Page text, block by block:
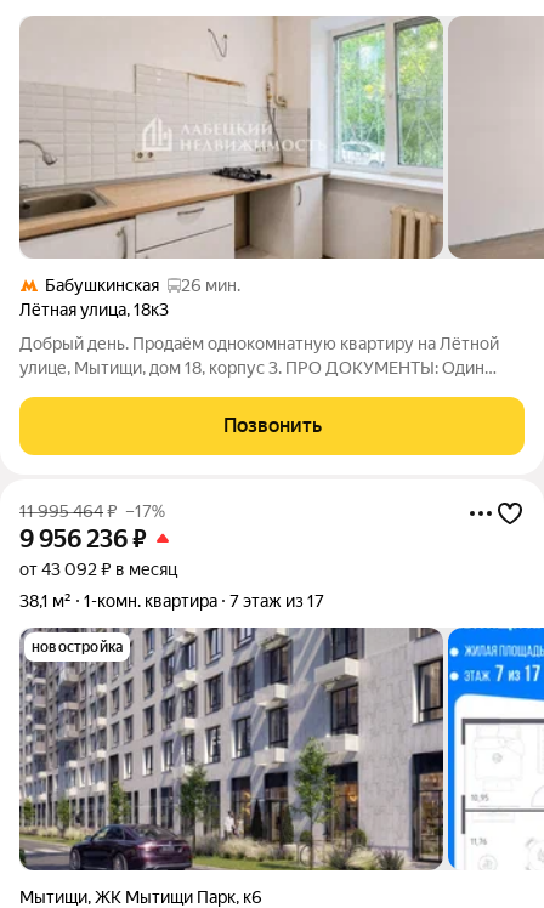
Бабушкинская
26 мин.
Лётная улица,18к3
Добрый день. Продаём однокомнатную квартиру на Лётной
улице, Мытищи, дом 18, корпус 3. ПРО ДОКУМЕНТЫ: Один
собственности более 5 лет. Обременений нет. В договоре
купли-продажи фиксируется полная
Позвонить
11 995 464₽ –17%
9 956 236₽
от 43 092 ₽ в месяц
38,1 м²
1-комн. квартира 7 этаж из 17
новостройка
Мытищи,ЖК Мытищи Парк, к6